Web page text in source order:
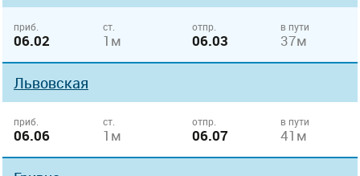
приб.
06.02
ст.
1м
отпр.
06.03
в пути
37м
Львовская
приб.
06.06
ст.
1м
отпр.
06.07
в пути
41м